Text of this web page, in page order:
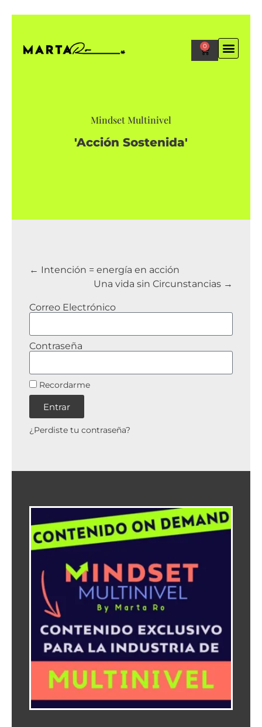
0
Mindset Multinivel
'Acción Sostenida'
Intención = energía en acción
Una vida sin Circunstancias
Correo Electrónico
Contraseña
Recordarme
Entrar
¿Perdiste tu contraseña?